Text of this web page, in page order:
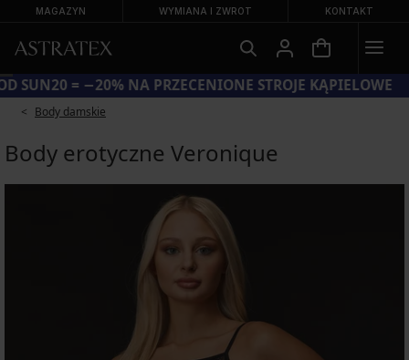
MAGAZYN WYMIANA I ZWROT KONTAKT
KOD SUN20 = −20% NA PRZECENIONE STROJE KĄPIELOWE
Body damskie
Body erotyczne Veronique